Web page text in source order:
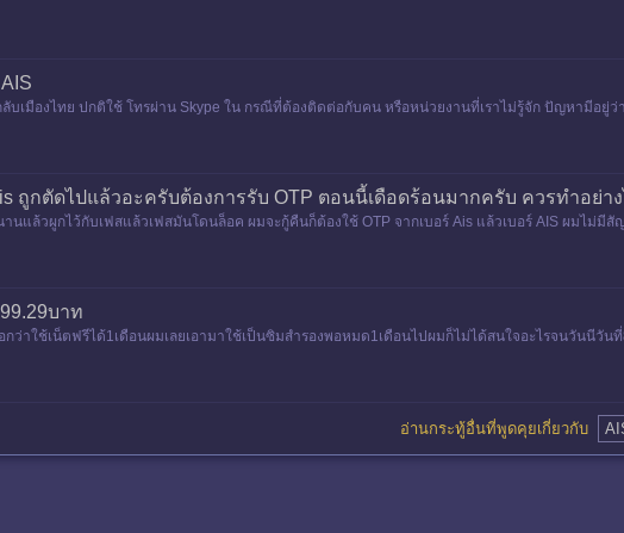
บเมืองไทย ปกติใช้ โทรผ่าน Skype ใน กรณีที่ต้องติดต่อกับคน หรือหน่วยงานที่เราไม่รู้จัก ปัญหามีอ
กตัดไปแล้วอะครับต้องการรับ OTP ตอนนี้เดือดร้อนมากครับ ควรทำอย่
านแล้วผูกไว้กับเฟสแล้วเฟสมันโดนล็อค ผมจะกู้คืนก็ต้องใช้ OTP จากเบอร์ Ais แล้วเบอร์ AIS ผมไม่มี
บาท
ว่าใช้เน็ตฟรีได้1เดือนผมเลยเอามาใช้เป็นซิมสำรองพอหมด1เดือนไปผมก็ไม่ได้สนใจอะไรจนวันนี
อ่านกระทู้อื่นที่พูดคุยเกี่ยวกับ